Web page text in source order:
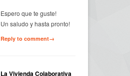
Espero que te guste!
Un saludo y hasta pronto!
Reply to comment→
La Vivienda Colaborativa